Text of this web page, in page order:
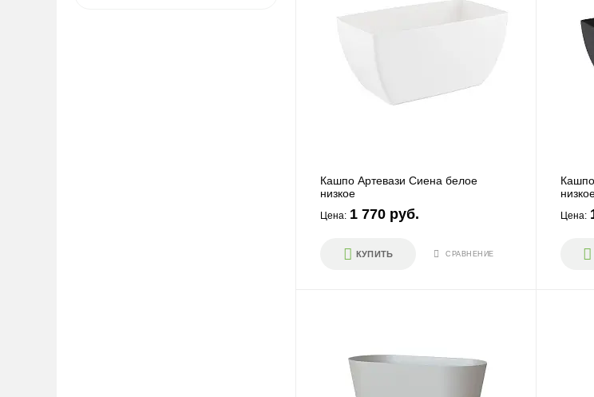
Кашпо Артевази Сиена белое
низкое
Цена: 1 770 руб.
КУПИТЬ СРАВНЕНИЕ
Цена: